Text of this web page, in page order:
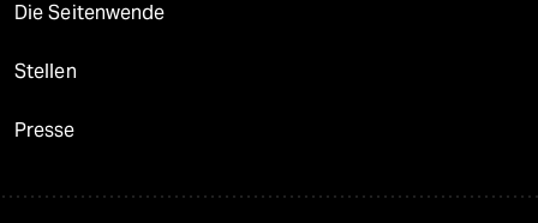
Die Seitenwende
Stellen
Presse